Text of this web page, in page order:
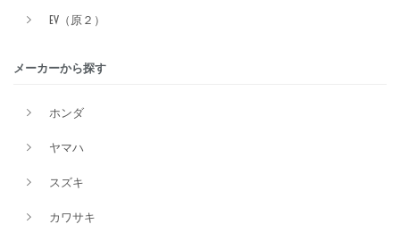
EV（原２）
メーカーから探す
ホンダ
ヤマハ
スズキ
カワサキ